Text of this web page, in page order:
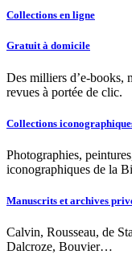
Collections en ligne
Gratuit à domicile
Des milliers d’e-books,
revues à portée de clic.
Collections
Photographies,
iconographiques de la
Manuscrits et archives
Calvin, Rousseau, de
Dalcroze, Bouvier…